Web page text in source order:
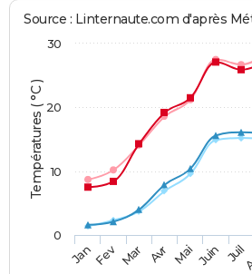
Températures ( °C )
Source : Linternaute.com d'après
JanFev Mar Avr Mai Juin Juil
0
10
20
30